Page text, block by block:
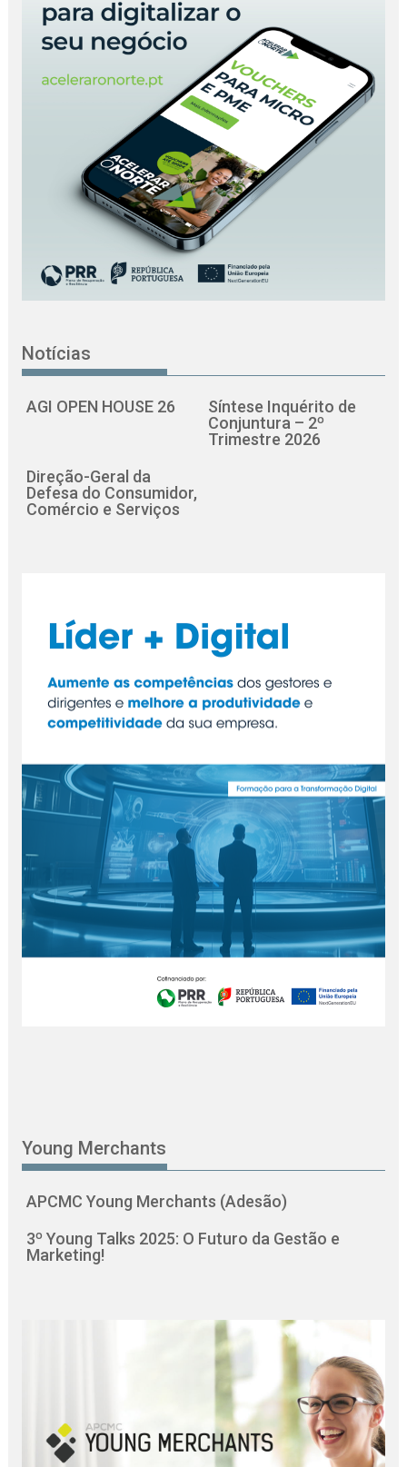
Notícias
AGI OPEN HOUSE 26
Síntese Inquérito de
Conjuntura – 2º
Trimestre 2026
Direção-Geral da
Defesa do Consumidor,
Comércio e Serviços
Young Merchants
APCMC Young Merchants (Adesão)
3º Young Talks 2025: O Futuro da Gestão e
Marketing!